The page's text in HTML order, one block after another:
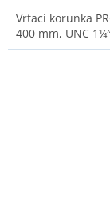
Vrtací korunka
400 mm, UNC